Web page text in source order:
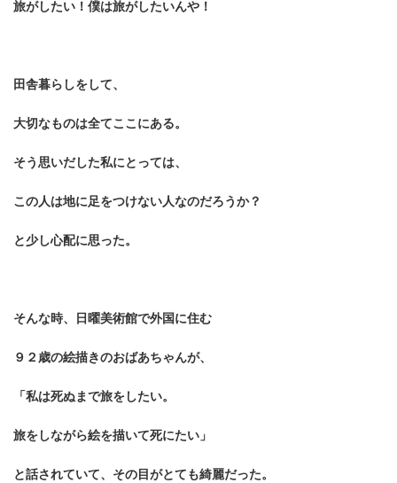
旅がしたい！僕は旅がしたいんや！
田舎暮らしをして、
大切なものは全てここにある。
そう思いだした私にとっては、
この人は地に足をつけない人なのだろうか？
と少し心配に思った。
そんな時、日曜美術館で外国に住む
９２歳の絵描きのおばあちゃんが、
「私は死ぬまで旅をしたい。
旅をしながら絵を描いて死にたい」
と話されていて、その目がとても綺麗だった。